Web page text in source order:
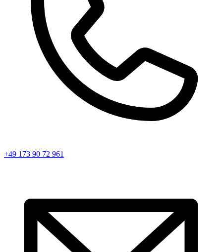
+49 173 90 72 961